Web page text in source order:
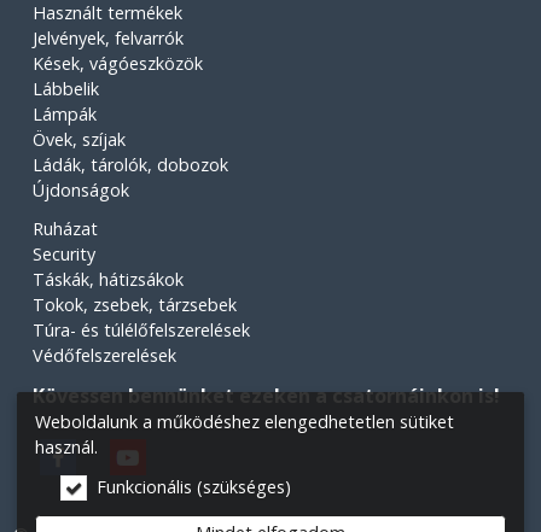
Használt termékek
Jelvények, felvarrók
Kések, vágóeszközök
Lábbelik
Lámpák
Övek, szíjak
Ládák, tárolók, dobozok
Újdonságok
Ruházat
Security
Táskák, hátizsákok
Tokok, zsebek, tárzsebek
Túra- és túlélőfelszerelések
Védőfelszerelések
Kövessen bennünket ezeken a csatornáinkon is!
Weboldalunk a működéshez elengedhetetlen sütiket
használ.
Funkcionális (szükséges)